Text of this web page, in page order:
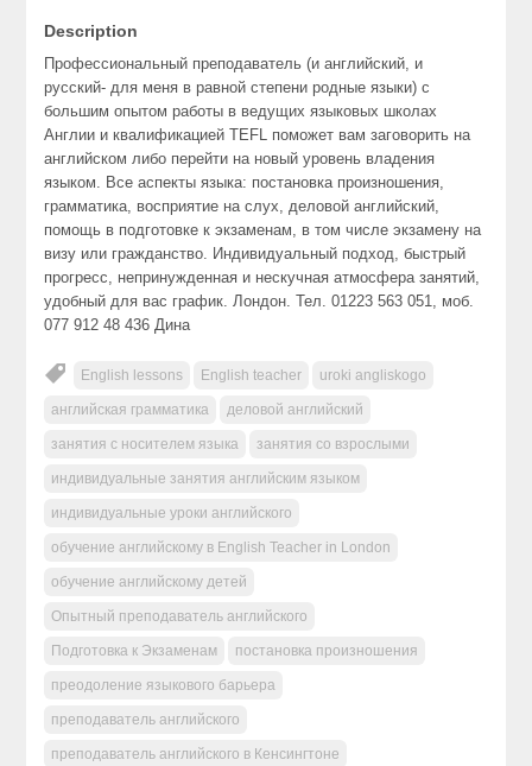
Description
Профессиональный преподаватель (и английский, и
русский- для меня в равной степени родные языки) с
большим опытом работы в ведущих языковых школах
Англии и квалификацией TEFL поможет вам заговорить на
английском либо перейти на новый уровень владения
языком. Все аспекты языка: постановка произношения,
грамматика, восприятие на слух, деловой английский,
помощь в подготовке к экзаменам, в том числе экзамену на
визу или гражданство. Индивидуальный подход, быстрый
прогресс, непринужденная и нескучная атмосфера занятий,
удобный для вас график. Лондон. Тел. 01223 563 051, моб.
077 912 48 436 Дина
English lessons English teacher uroki angliskogo
английская грамматика деловой английский
занятия с носителем языка занятия со взрослыми
индивидуальные занятия английским языком
индивидуальные уроки английского
обучение английскому в English Teacher in London
обучение английскому детей
Опытный преподаватель английского
Подготовка к Экзаменам постановка произношения
преодоление языкового барьера
преподаватель английского
преподаватель английского в Кенсингтоне